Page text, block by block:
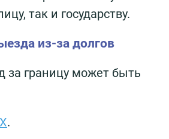
так и государству.
из-за долгов
за границу может быть
.